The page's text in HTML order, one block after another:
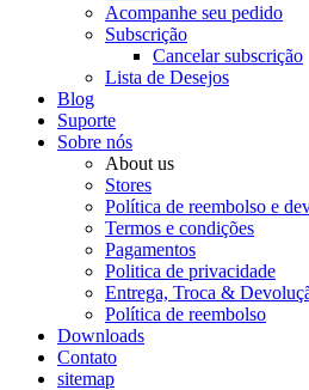
Acompanhe seu pedido
Subscrição
Cancelar subscrição
Lista de Desejos
Blog
Suporte
Sobre nós
About us
Stores
Política de reembolso e
Termos e condições
Pagamentos
Politica de privacidade
Entrega, Troca &
Política de reembolso
Downloads
Contato
sitemap